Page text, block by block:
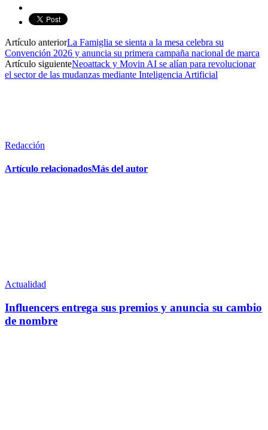
Artículo anteriorLa Famiglia se sienta a la mesa celebra su
Convención 2026 y anuncia su primera campaña nacional de marca
Artículo siguienteNeoattack y Movin AI se alían para revolucionar
el sector de las mudanzas mediante Inteligencia Artificial
Redacción
Artículo relacionadosMás del autor
Actualidad
Influencers entrega sus premios y anuncia su cambio
de nombre